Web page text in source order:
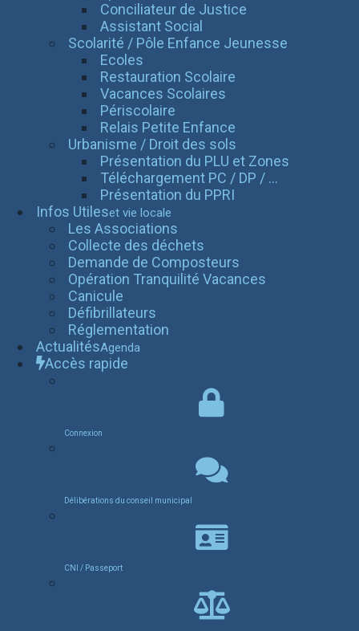
Conciliateur de Justice
Assistant Social
Scolarité / Pôle Enfance Jeunesse
Ecoles
Restauration Scolaire
Vacances Scolaires
Périscolaire
Relais Petite Enfance
Urbanisme / Droit des sols
Présentation du PLU et Zones
Téléchargement PC / DP / ...
Présentation du PPRI
Infos Utileset vie locale
Les Associations
Collecte des déchets
Demande de Composteurs
Opération Tranquilité Vacances
Canicule
Défibrillateurs
Réglementation
ActualitésAgenda
Accès rapide
Connexion
Délibérations du conseil municipal
CNI / Passeport